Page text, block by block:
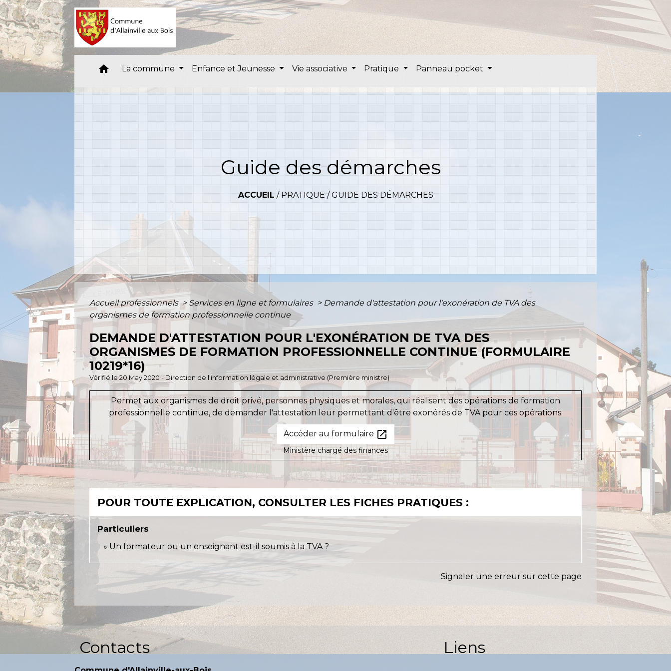
home La commune Enfance et Jeunesse Vie associative Pratique Panneau pocket
Guide des démarches
ACCUEIL / PRATIQUE /GUIDE DES DÉMARCHES
Accueil professionnels> Services en ligne et formulaires > Demande d'attestation pour l'exonération de TVA des
organismes de formation professionnelle continue
DEMANDE D'ATTESTATION POUR L'EXONÉRATION DE TVA DES
ORGANISMES DE FORMATION PROFESSIONNELLE CONTINUE (FORMULAIRE
10219*16)
Vérifié le 20 May 2020 - Direction de l'information légale et administrative (Première ministre)
Permet aux organismes de droit privé, personnes physiques et morales, qui réalisent des opérations de formation
professionnelle continue, de demander l'attestation leur permettant d'être exonérés de TVA pour ces opérations.
Accéder au formulaire open_in_new
Ministère chargé des finances
POUR TOUTE EXPLICATION, CONSULTER LES FICHES PRATIQUES :
Particuliers
Un formateur ou un enseignant est-il soumis à la TVA ?
Signaler une erreur sur cette page
Contacts Liens